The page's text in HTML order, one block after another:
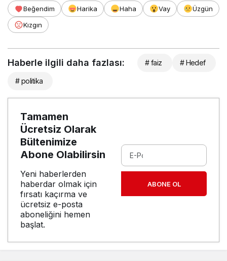
Beğendim Harika Haha Vay
Üzgün
Kızgın
Haberle ilgili daha fazlası: # faiz # Hedef
# politika
Tamamen
Ücretsiz Olarak
Bültenimize
Abone Olabilirsin
Yeni haberlerden
haberdar olmak için
fırsatı kaçırma ve
ücretsiz e-posta
aboneliğini hemen
başlat.
ABONE OL